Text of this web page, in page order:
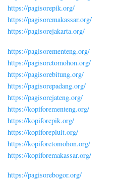
https://pagisorepik.org/
https://pagisoremakassar.org/
https://pagisorejakarta.org/
https://pagisorementeng.org/
https://pagisoretomohon.org/
https://pagisorebitung.org/
https://pagisorepadang.org/
https://pagisorejateng.org/
https://kopiforementeng.org/
https://kopiforepik.org/
https://kopiforepluit.org/
https://kopiforetomohon.org/
https://kopiforemakassar.org/
https://pagisorebogor.org/